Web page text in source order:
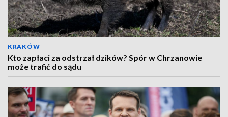
KRAKÓW
Kto zapłaci za odstrzał dzików? Spór w Chrzanowie
może trafić do sądu